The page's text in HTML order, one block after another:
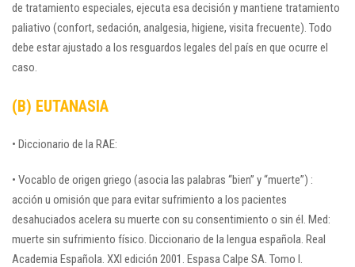
de tratamiento especiales, ejecuta esa decisión y mantiene tratamiento
paliativo (confort, sedación, analgesia, higiene, visita frecuente). Todo
debe estar ajustado a los resguardos legales del país en que ocurre el
caso.
(B) EUTANASIA
• Diccionario de la RAE:
• Vocablo de origen griego (asocia las palabras “bien” y “muerte”) :
acción u omisión que para evitar sufrimiento a los pacientes
desahuciados acelera su muerte con su consentimiento o sin él. Med:
muerte sin sufrimiento físico. Diccionario de la lengua española. Real
Academia Española. XXI edición 2001. Espasa Calpe SA. Tomo I.